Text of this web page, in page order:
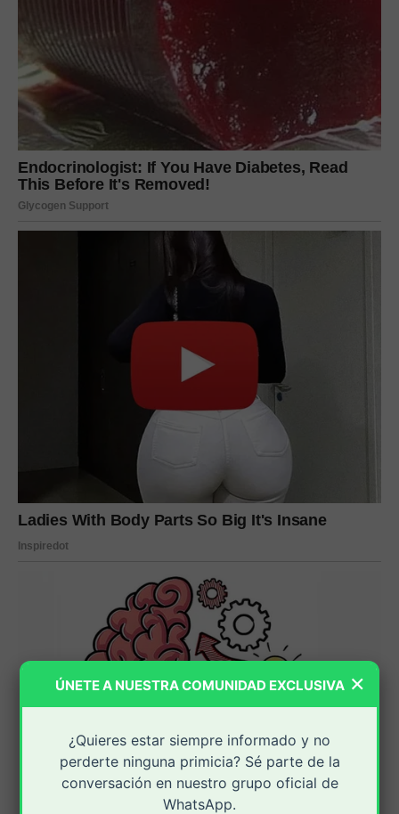
×
ÚNETE A NUESTRA COMUNIDAD EXCLUSIVA
¿Quieres estar siempre informado y no
perderte ninguna primicia? Sé parte de la
conversación en nuestro grupo oficial de
WhatsApp.